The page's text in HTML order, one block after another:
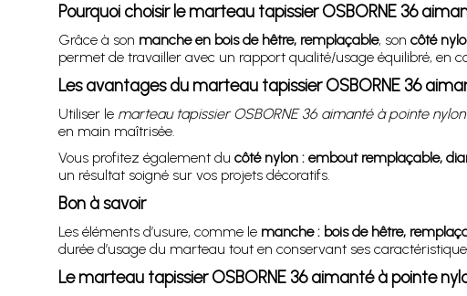
Pourquoi choisir le marteau tapissier OSBORNE 36
Grâce à son manche en bois de hêtre, remplaçable, son côté
permet de travailler avec un rapport qualité/usage équilibré, en
Les avantages du marteau tapissier OSBORNE 36
Utiliser le marteau tapissier OSBORNE 36 aimanté à pointe nylon
en main maîtrisée.
Vous profitez également du côté nylon : embout remplaçable,
un résultat soigné sur vos projets décoratifs.
Bon à savoir
Les éléments d’usure, comme le manche : bois de hêtre,
durée d’usage du marteau tout en conservant ses
Le marteau tapissier OSBORNE 36 aimanté à pointe